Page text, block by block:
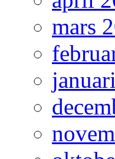
mars